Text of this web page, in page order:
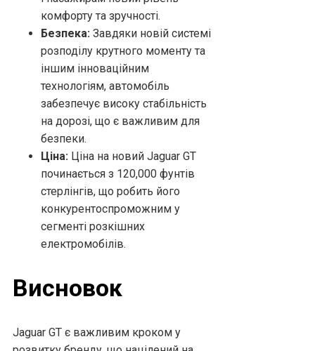
комфорту та зручності.
Безпека: Завдяки новій системі
розподілу крутного моменту та
іншим інноваційним
технологіям, автомобіль
забезпечує високу стабільність
на дорозі, що є важливим для
безпеки.
Ціна: Ціна на новий Jaguar GT
починається з 120,000 фунтів
стерлінгів, що робить його
конкурентоспроможним у
сегменті розкішних
електромобілів.
Висновок
Jaguar GT є важливим кроком у